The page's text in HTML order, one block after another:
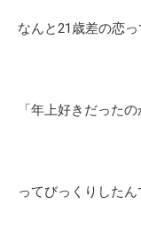
なんと21歳差の恋っ
「年上好きだった
ってびっくりした